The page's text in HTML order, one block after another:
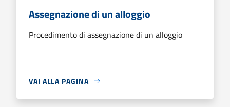
Assegnazione di un alloggio
Procedimento di assegnazione di un alloggio
VAI ALLA PAGINA